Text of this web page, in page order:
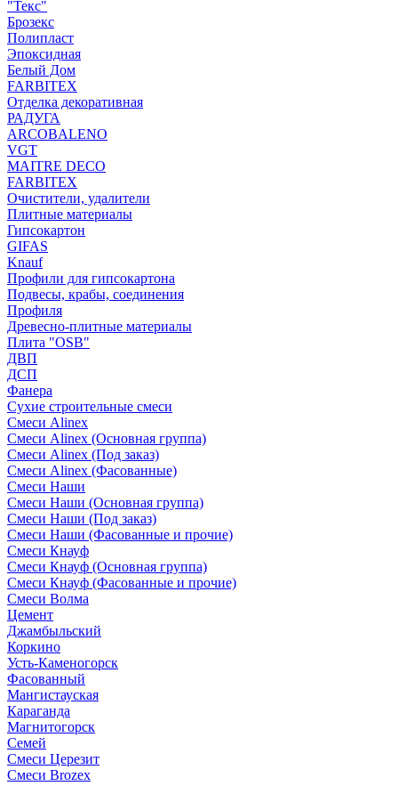
"Текс"
Брозекс
Полипласт
Эпоксидная
Белый Дом
FARBITEX
Отделка декоративная
РАДУГА
ARCOBALENO
VGT
MAITRE DECO
FARBITEX
Очистители, удалители
Плитные материалы
Гипсокартон
GIFAS
Knauf
Профили для гипсокартона
Подвесы, крабы, соединения
Профиля
Древесно-плитные материалы
Плита "OSB"
ДВП
ДСП
Фанера
Сухие строительные смеси
Смеси Alinex
Смеси Alinex (Основная группа)
Смеси Alinex (Под заказ)
Смеси Alinex (Фасованные)
Смеси Наши
Смеси Наши (Основная группа)
Смеси Наши (Под заказ)
Смеси Наши (Фасованные и прочие)
Смеси Кнауф
Смеси Кнауф (Основная группа)
Смеси Кнауф (Фасованные и прочие)
Смеси Волма
Цемент
Джамбыльский
Коркино
Усть-Каменогорск
Фасованный
Мангистауская
Караганда
Магнитогорск
Семей
Смеси Церезит
Смеси Brozex